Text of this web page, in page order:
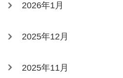
2026年1月
2025年12月
2025年11月